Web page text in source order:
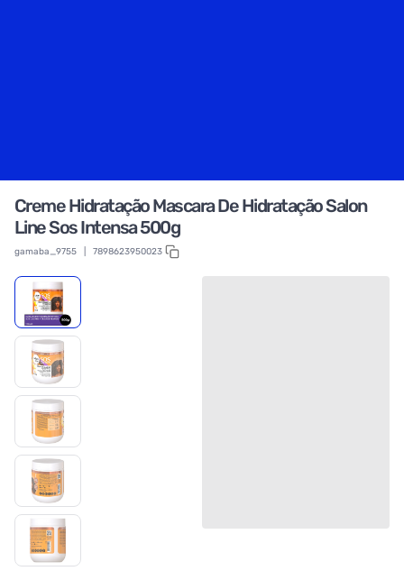
Creme Hidratação Mascara De Hidratação Salon
Line Sos Intensa 500g
gamaba_9755 7898623950023